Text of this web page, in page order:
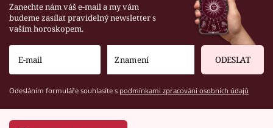
Zanechte nám váš e-mail a my vám
budeme zasílat pravidelný newsletter s
vaším horoskopem.
ODESLAT
Odesláním formuláře souhlasíte s podmínkami zpracování osobních údajů